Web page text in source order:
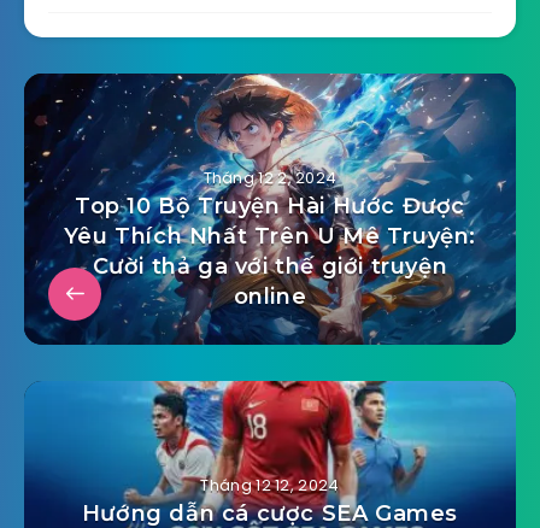
Tháng 12 2, 2024
Top 10 Bộ Truyện Hài Hước Được
Yêu Thích Nhất Trên U Mê Truyện:
Cười thả ga với thế giới truyện
online
Tháng 12 12, 2024
Hướng dẫn cá cược SEA Games